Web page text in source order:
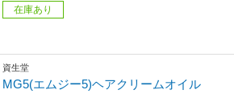
在庫あり
資生堂
MG5(エムジー5)ヘアクリームオイル